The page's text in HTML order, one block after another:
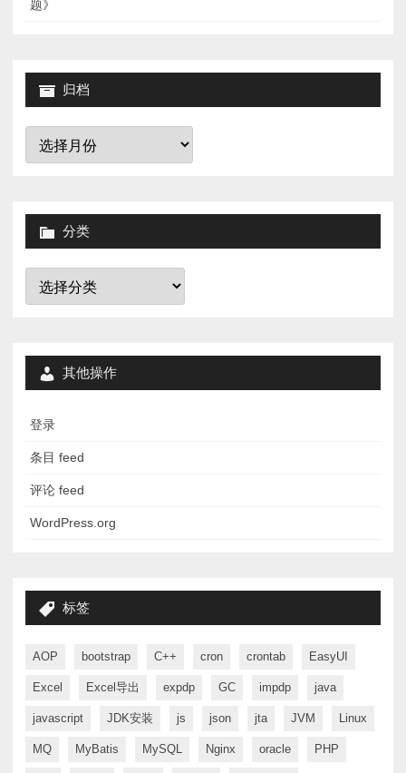
题》
归档
归
分类
分
其他操作
登录
条目 feed
评论 feed
WordPress.org
标签
AOP bootstrap C++ cron crontab EasyUI
Excel Excel导出 expdp GC impdp java
javascript JDK安装 js json jta JVM Linux
MQ MyBatis MySQL Nginx oracle PHP